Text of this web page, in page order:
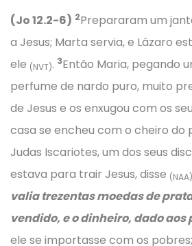
(Jo 12.2-6) 2Prepararam um
a Jesus; Marta servia, e Lázaro
ele (NVT). 3Então Maria, pegando
perfume de nardo puro, muito
de Jesus e os enxugou com os
casa se encheu com o cheiro do
Judas Iscariotes, um dos seus
estava para trair Jesus, disse (NAA)
valia trezentas moedas de
vendido, e o dinheiro, dado aos
ele se importasse com os